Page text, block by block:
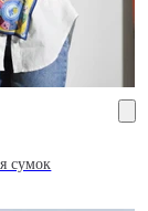
сумок